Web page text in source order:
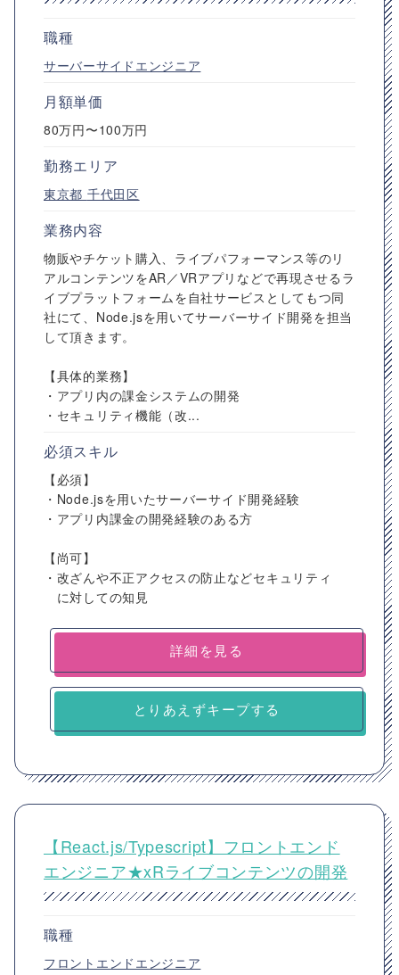
職種
サーバーサイドエンジニア
月額単価
80万円〜100万円
勤務エリア
東京都 千代田区
業務内容
物販やチケット購入、ライブパフォーマンス等のリ
アルコンテンツをAR／VRアプリなどで再現させるラ
イブプラットフォームを自社サービスとしてもつ同
社にて、Node.jsを用いてサーバーサイド開発を担当
して頂きます。
【具体的業務】
・アプリ内の課金システムの開発
・セキュリティ機能（改...
必須スキル
【必須】
・Node.jsを用いたサーバーサイド開発経験
・アプリ内課金の開発経験のある方
【尚可】
・改ざんや不正アクセスの防止などセキュリティ
に対しての知見
詳細を見る
とりあえずキープする
【React.js/Typescript】フロントエンド
エンジニア★xRライブコンテンツの開発
職種
フロントエンドエンジニア